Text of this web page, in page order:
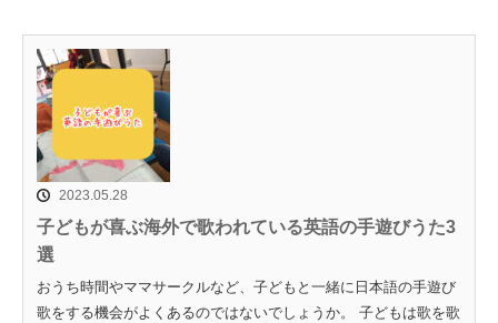
2023.05.28
子どもが喜ぶ海外で歌われている英語の手遊びうた3
選
おうち時間やママサークルなど、子どもと一緒に日本語の手遊び
歌をする機会がよくあるのではないでしょうか。 子どもは歌を歌